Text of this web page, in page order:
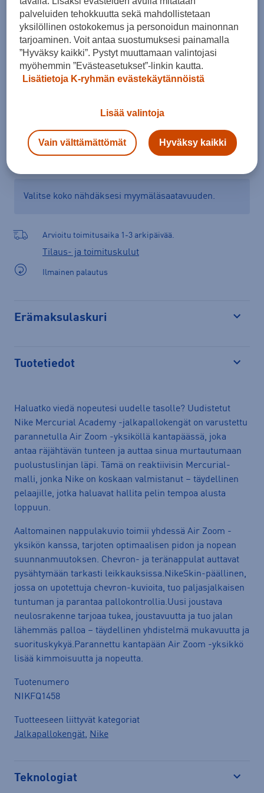
43 44 44,5 45 45,5 46
Kokotaulukko
Lisää ostoskoriin
Tarkista saatavuus ja tilaa myymälästä
Valitse koko nähdäksesi myymäläsaatavuuden.
Arvioitu toimitusaika 1-3 arkipäivää.
Tilaus- ja toimituskulut
Ilmainen palautus
Erämaksulaskuri
Tuotetiedot
Haluatko viedä nopeutesi uudelle tasolle? Uudistetut
Nike Mercurial Academy -jalkapallokengät on varustettu
parannetulla Air Zoom -yksiköllä kantapäässä, joka
antaa räjähtävän tunteen ja auttaa sinua murtautumaan
puolustuslinjan läpi. Tämä on reaktiivisin Mercurial-
malli, jonka Nike on koskaan valmistanut – täydellinen
pelaajille, jotka haluavat hallita pelin tempoa alusta
loppuun.
Aaltomainen nappulakuvio toimii yhdessä Air Zoom -
yksikön kanssa, tarjoten optimaalisen pidon ja nopean
suunnanmuutoksen. Chevron- ja teränappulat auttavat
pysähtymään tarkasti leikkauksissa.NikeSkin-päällinen,
jossa on upotettuja chevron-kuvioita, tuo paljasjalkaisen
tuntuman ja parantaa pallokontrollia.Uusi joustava
neulosrakenne tarjoaa tukea, joustavuutta ja tuo jalan
lähemmäs palloa – täydellinen yhdistelmä mukavuutta ja
suorituskykyä.Parannettu kantapään Air Zoom -yksikkö
lisää kimmoisuutta ja nopeutta.
Tuotenumero
NIKFQ1458
Tuotteeseen liittyvät kategoriat
Jalkapallokengät, Nike
Teknologiat
palveluiden tehokkuutta sekä mahdollistetaan
yksilöllinen ostokokemus ja personoidun mainonnan
tarjoaminen. Voit antaa suostumuksesi painamalla
”Hyväksy kaikki”. Pystyt muuttamaan valintojasi
myöhemmin ”Evästeasetukset”-linkin kautta.
Lisätietoja K-ryhmän evästekäytännöistä
Lisää valintoja
Vain välttämättömät Hyväksy kaikki